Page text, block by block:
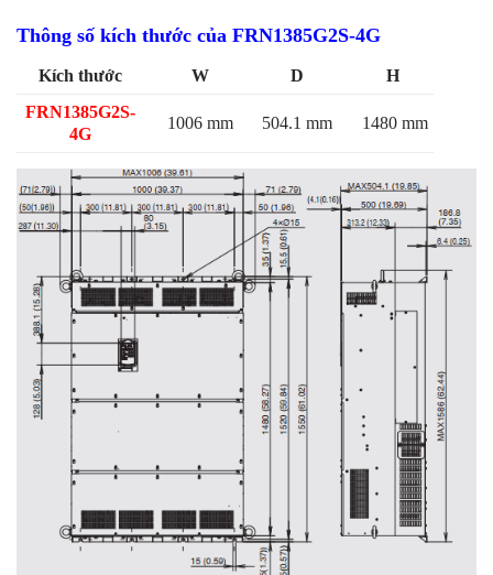
Thông số kích thước của FRN1385G2S-4G
Kích thước W D
H
FRN1385G2S-
4G
1006 mm 504.1 mm 1480 mm